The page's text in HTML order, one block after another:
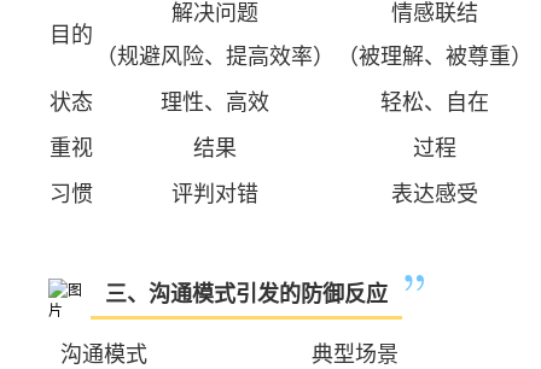
目的
解决问题
（规避风险、提高效率）
情感联结
（被理解、被尊重）
状态
理性、高效
轻松、自在
重视
结果
过程
习惯
评判对错 表达感受
三、沟通模式引发的防御反应
沟通模式
典型场景